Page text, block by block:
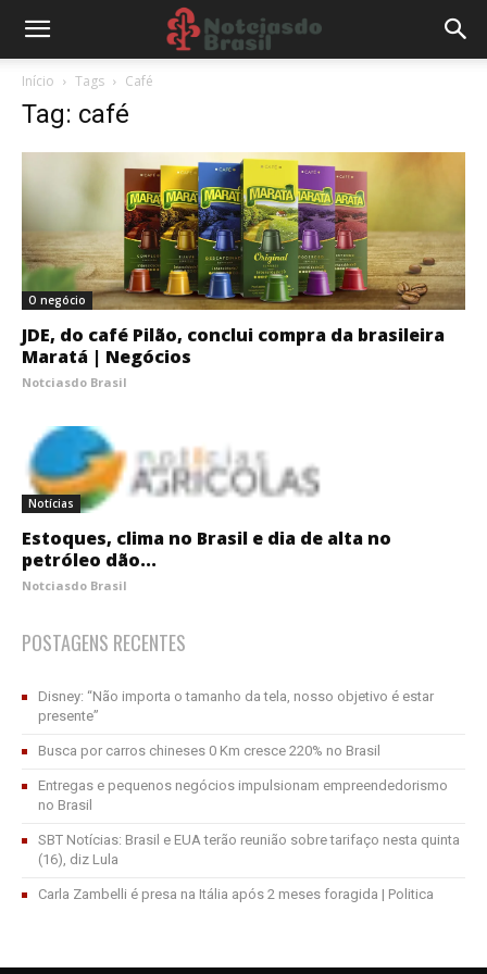
Início Tags Café
Tag: café
O negócio
JDE, do café Pilão, conclui compra da brasileira
Maratá | Negócios
Notciasdo Brasil
Notícias
Estoques, clima no Brasil e dia de alta no
petróleo dão...
Notciasdo Brasil
POSTAGENS RECENTES
Disney: “Não importa o tamanho da tela, nosso objetivo é estar
presente”
Busca por carros chineses 0 Km cresce 220% no Brasil
Entregas e pequenos negócios impulsionam empreendedorismo
no Brasil
SBT Notícias: Brasil e EUA terão reunião sobre tarifaço nesta quinta
(16), diz Lula
Carla Zambelli é presa na Itália após 2 meses foragida | Politica